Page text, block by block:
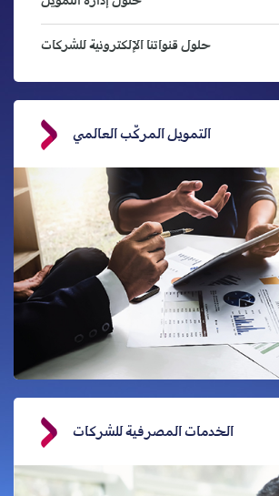
حلول قنواتنا الإلكترونية للشركات
التمويل المركّب العالمي
الخدمات المصرفية للشركات